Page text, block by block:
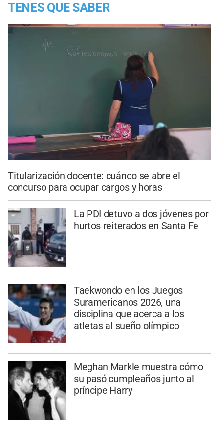
TENES QUE SABER
Titularización docente: cuándo se abre el
concurso para ocupar cargos y horas
La PDI detuvo a dos jóvenes por
hurtos reiterados en Santa Fe
Taekwondo en los Juegos
Suramericanos 2026, una
disciplina que acerca a los
atletas al sueño olímpico
Meghan Markle muestra cómo
su pasó cumpleaños junto al
príncipe Harry